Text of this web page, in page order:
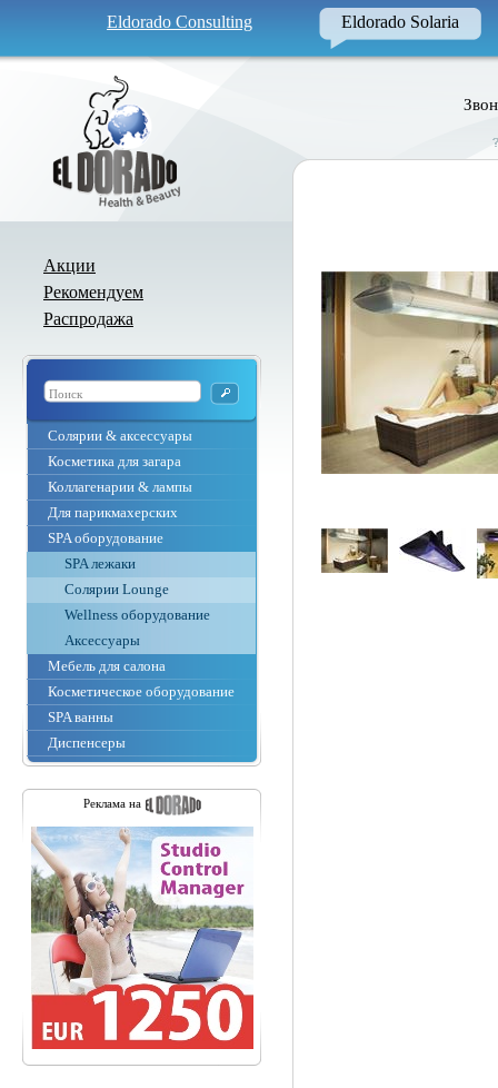
Eldorado Consulting Eldorado Solaria
Акции
Рекомендуем
Распродажа
Солярии & аксессуары
Косметика для загара
Коллагенарии & лампы
Для парикмахерских
SPA оборудование
SPA лежаки
Солярии Lounge
Wellness оборудование
Аксессуары
Мебель для салона
Косметическое оборудование
SPA ванны
Диспенсеры
Реклама на